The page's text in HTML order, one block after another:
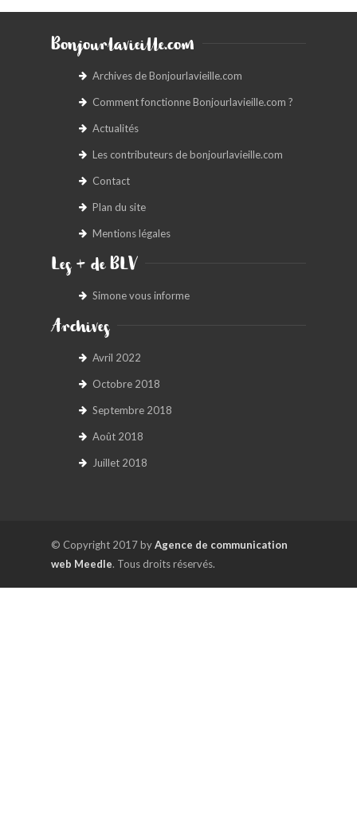
Bonjourlavieille.com
Archives de Bonjourlavieille.com
Comment fonctionne Bonjourlavieille.com ?
Actualités
Les contributeurs de bonjourlavieille.com
Contact
Plan du site
Mentions légales
Les + de BLV
Simone vous informe
Archives
Avril 2022
Octobre 2018
Septembre 2018
Août 2018
Juillet 2018
© Copyright 2017 byAgence de communication
web Meedle. Tous droits réservés.